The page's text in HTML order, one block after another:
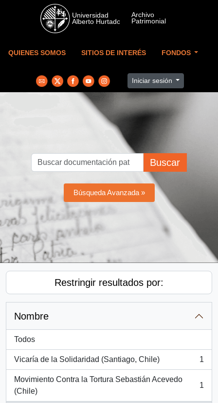
Skip to main content
QUIENES SOMOS SITIOS DE INTERÉS FONDOS
Iniciar sesión
Buscar
Búsqueda Avanzada »
Restringir resultados por:
Nombre
Todos
Vicaría de la Solidaridad (Santiago, Chile)
, 1 resultados
1
Movimiento Contra la Tortura Sebastián Acevedo
(Chile)
, 1 resultados
1